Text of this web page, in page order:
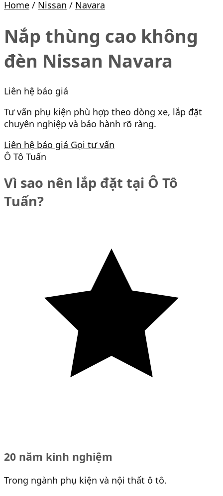
Home / Nissan / Navara
Nắp thùng cao không
đèn Nissan Navara
Liên hệ báo giá
Tư vấn phụ kiện phù hợp theo dòng xe, lắp đặt
chuyên nghiệp và bảo hành rõ ràng.
Liên hệ báo giá Gọi tư vấn
Ô Tô Tuấn
Vì sao nên lắp đặt tại Ô Tô
Tuấn?
20 năm kinh nghiệm
Trong ngành phụ kiện và nội thất ô tô.